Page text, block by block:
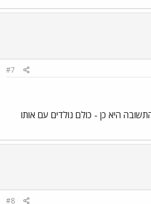
#7
היא כן - כולם נולדים עם אותו
#8